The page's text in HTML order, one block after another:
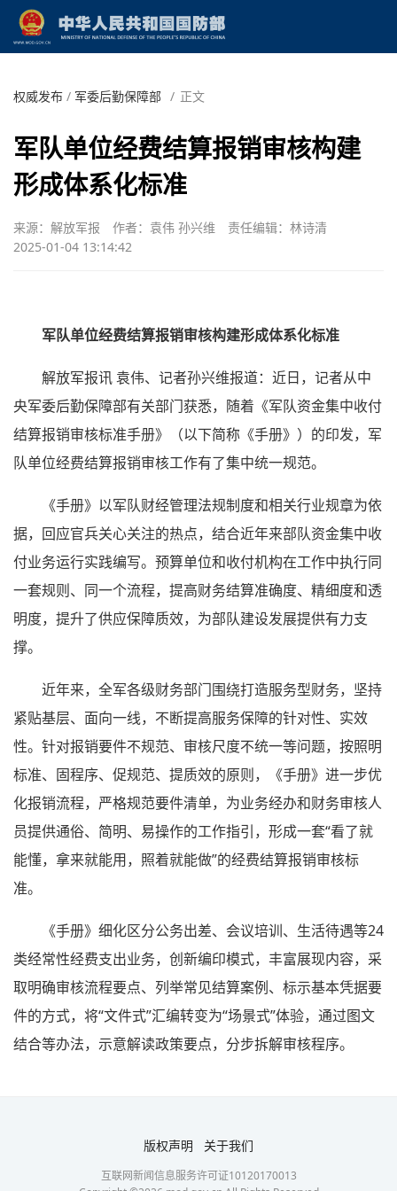
权威发布 / 军委后勤保障部 / 正文
军队单位经费结算报销审核构建
形成体系化标准
来源：解放军报 作者：袁伟 孙兴维
责任编辑：林诗清
2025-01-04 13:14:42
军队单位经费结算报销审核构建形成体系化标准
解放军报讯 袁伟、记者孙兴维报道：近日，记者从中
央军委后勤保障部有关部门获悉，随着《军队资金集中收付
结算报销审核标准手册》（以下简称《手册》）的印发，军
队单位经费结算报销审核工作有了集中统一规范。
《手册》以军队财经管理法规制度和相关行业规章为依
据，回应官兵关心关注的热点，结合近年来部队资金集中收
付业务运行实践编写。预算单位和收付机构在工作中执行同
一套规则、同一个流程，提高财务结算准确度、精细度和透
明度，提升了供应保障质效，为部队建设发展提供有力支
撑。
近年来，全军各级财务部门围绕打造服务型财务，坚持
紧贴基层、面向一线，不断提高服务保障的针对性、实效
性。针对报销要件不规范、审核尺度不统一等问题，按照明
标准、固程序、促规范、提质效的原则，《手册》进一步优
化报销流程，严格规范要件清单，为业务经办和财务审核人
员提供通俗、简明、易操作的工作指引，形成一套“看了就
能懂，拿来就能用，照着就能做”的经费结算报销审核标
准。
《手册》细化区分公务出差、会议培训、生活待遇等24
类经常性经费支出业务，创新编印模式，丰富展现内容，采
取明确审核流程要点、列举常见结算案例、标示基本凭据要
件的方式，将“文件式”汇编转变为“场景式”体验，通过图文
结合等办法，示意解读政策要点，分步拆解审核程序。
版权声明 关于我们
互联网新闻信息服务许可证10120170013